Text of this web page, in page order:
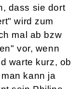
dass sie dort
wird zum
mal ab bzw
vor, wenn
warte kurz, ob
kann ja